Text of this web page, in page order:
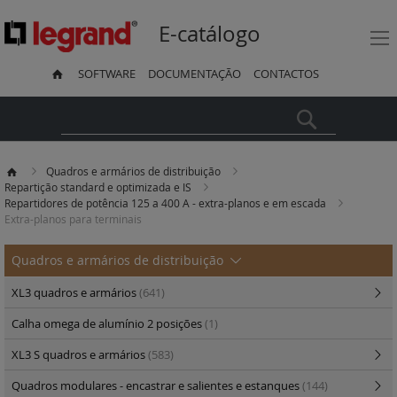
E-catálogo
SOFTWARE DOCUMENTAÇÃO CONTACTOS
Quadros e armários de distribuição
Repartição standard e optimizada e IS
Repartidores de potência 125 a 400 A - extra-planos e em escada
Extra-planos para terminais
Quadros e armários de distribuição
XL3 quadros e armários(641)
Calha omega de alumínio 2 posições(1)
XL3 S quadros e armários(583)
Quadros modulares - encastrar e salientes e estanques(144)